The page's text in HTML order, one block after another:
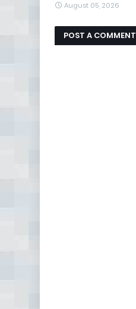
August 05, 2026
POST A COMMENT